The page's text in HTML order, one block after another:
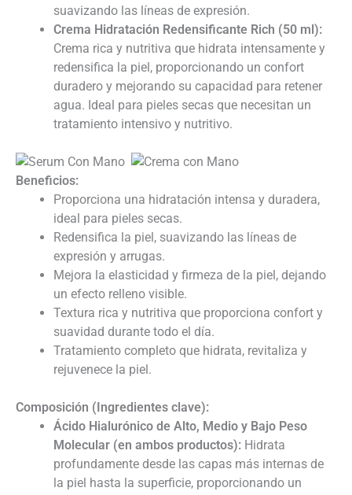
suavizando las líneas de expresión.
Crema Hidratación Redensificante Rich (50 ml):
Crema rica y nutritiva que hidrata intensamente y
redensifica la piel, proporcionando un confort
duradero y mejorando su capacidad para retener
agua. Ideal para pieles secas que necesitan un
tratamiento intensivo y nutritivo.
Beneficios:
Proporciona una hidratación intensa y duradera,
ideal para pieles secas.
Redensifica la piel, suavizando las líneas de
expresión y arrugas.
Mejora la elasticidad y firmeza de la piel, dejando
un efecto relleno visible.
Textura rica y nutritiva que proporciona confort y
suavidad durante todo el día.
Tratamiento completo que hidrata, revitaliza y
rejuvenece la piel.
Composición (Ingredientes clave):
Ácido Hialurónico de Alto, Medio y Bajo Peso
Molecular (en ambos productos): Hidrata
profundamente desde las capas más internas de
la piel hasta la superficie, proporcionando un